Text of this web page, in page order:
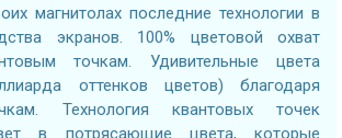
магнитолах последние технологии в
экранов. 100% цветовой охват
точкам. Удивительные цвета
оттенков цветов) благодаря
Технология квантовых точек
в потрясающие цвета, которые